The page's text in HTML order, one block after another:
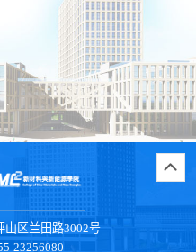
山区兰田路3002号
23256080